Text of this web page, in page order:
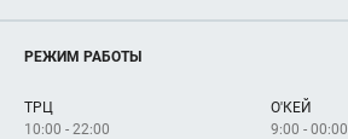
Магазины
Услуги
Рекламодателям
Как добраться
РЕЖИМ РАБОТЫ
ТРЦ
10:00 - 22:00
О'КЕЙ
9:00 - 00:00